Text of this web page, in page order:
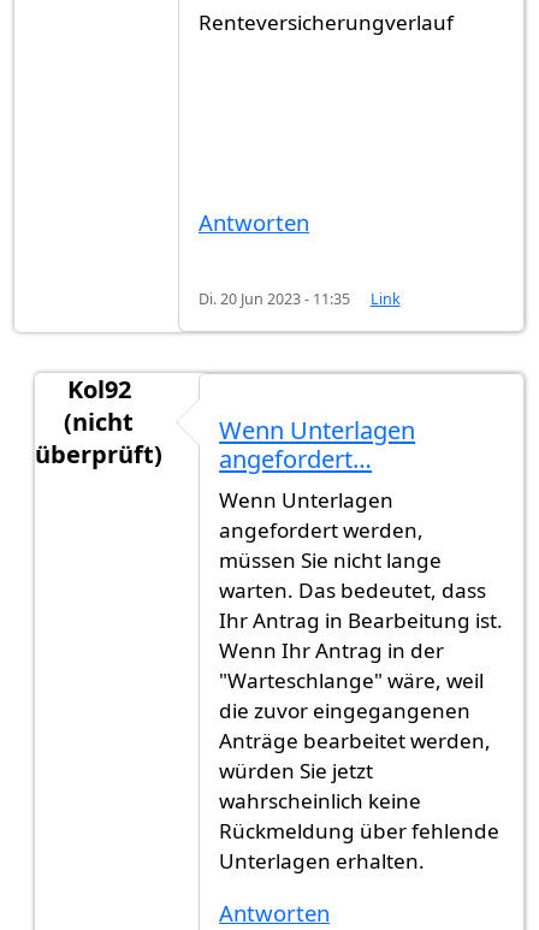
Renteversicherungverlauf
Antworten
Di. 20 Jun 2023 - 11:35 Link
Kol92
(nicht
überprüft)
Hey habe kurze frage was von…
Wenn Unterlagen
angefordert…
Wenn Unterlagen
angefordert werden,
müssen Sie nicht lange
warten. Das bedeutet, dass
Ihr Antrag in Bearbeitung ist.
Wenn Ihr Antrag in der
"Warteschlange" wäre, weil
die zuvor eingegangenen
Anträge bearbeitet werden,
würden Sie jetzt
wahrscheinlich keine
Rückmeldung über fehlende
Unterlagen erhalten.
Antworten